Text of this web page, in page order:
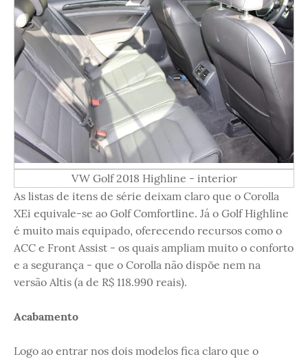
VW Golf 2018 Highline - interior
As listas de itens de série deixam claro que o Corolla
XEi equivale-se ao Golf Comfortline. Já o Golf Highline
é muito mais equipado, oferecendo recursos como o
ACC e Front Assist - os quais ampliam muito o conforto
e a segurança - que o Corolla não dispõe nem na
versão Altis (a de R$ 118.990 reais).
Acabamento
Logo ao entrar nos dois modelos fica claro que o